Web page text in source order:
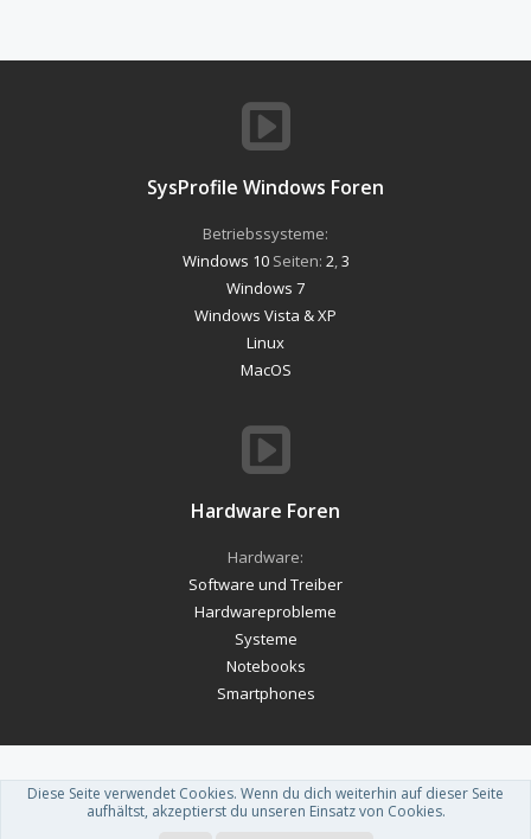
SysProfile Windows Foren
Betriebssysteme:
Windows 10Seiten: 2,3
Windows 7
Windows Vista & XP
Linux
MacOS
Hardware Foren
Hardware:
Software und Treiber
Hardwareprobleme
Systeme
Notebooks
Smartphones
Forum software by XenForo™-Deutsch von xenDach
Theme designed by ThemeHouse.
Diese Seite verwendet Cookies. Wenn du dich weiterhin auf dieser Seite
aufhältst, akzeptierst du unseren Einsatz von Cookies.